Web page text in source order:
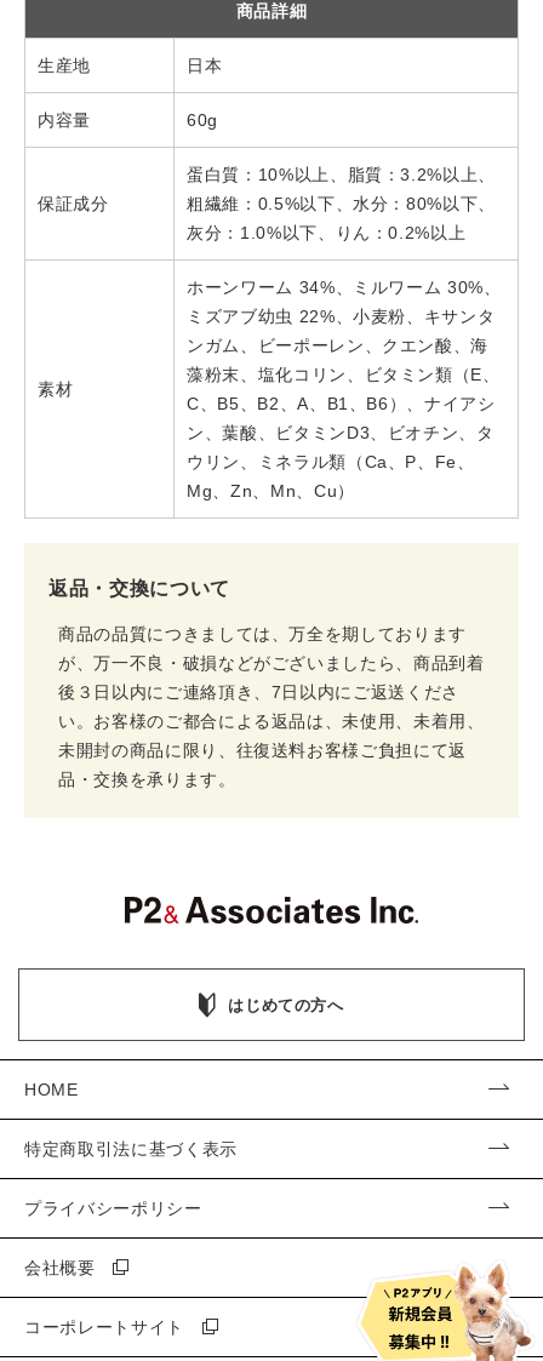
商品詳細
生産地 日本
内容量 60g
保証成分
蛋白質：10%以上、脂質：3.2%以上、
粗繊維：0.5%以下、水分：80%以下、
灰分：1.0%以下、りん：0.2%以上
素材
ホーンワーム 34%、ミルワーム 30%、
ミズアブ幼虫 22%、小麦粉、キサンタ
ンガム、ビーポーレン、クエン酸、海
藻粉末、塩化コリン、ビタミン類（E、
C、B5、B2、A、B1、B6）、ナイアシ
ン、葉酸、ビタミンD3、ビオチン、タ
ウリン、ミネラル類（Ca、P、Fe、
Mg、Zn、Mn、Cu）
返品・交換について
商品の品質につきましては、万全を期しております
が、万一不良・破損などがございましたら、商品到着
後３日以内にご連絡頂き、7日以内にご返送くださ
い。お客様のご都合による返品は、未使用、未着用、
未開封の商品に限り、往復送料お客様ご負担にて返
品・交換を承ります。
はじめての方へ
HOME
特定商取引法に基づく表示
プライバシーポリシー
会社概要
コーポレートサイト